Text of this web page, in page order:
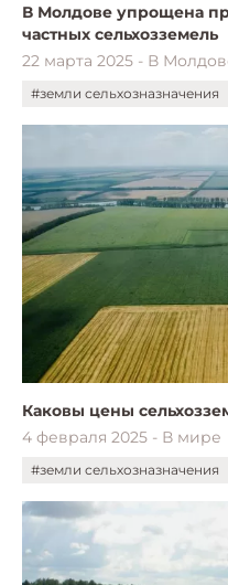
В Молдове упрощена
частных сельхозземель
22 марта 2025 - В
#земли сельхозназначения
Каковы цены
4 февраля 2025 - В мире
#земли сельхозназначения